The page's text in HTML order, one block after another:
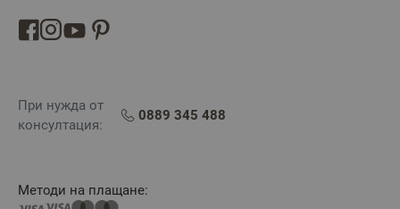
При нужда от
консултация:
0889 345 488
Методи на плащане: